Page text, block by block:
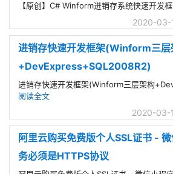
【原创】C# Winform进销存系统快速开发
2020-03-
进销存快速开发框架(Winform三层
+DevExpress+SQL2008R2)
进销存快速开发框架(Winform三层架构
阅读全文
2020-03-
阿里云购买免费版个人SSL证书 -
务必须是HTTPS协议